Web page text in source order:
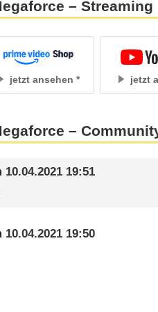
– Streaming
jetzt ansehen jetzt
–
10.04.2021 19:51
10.04.2021 19:50